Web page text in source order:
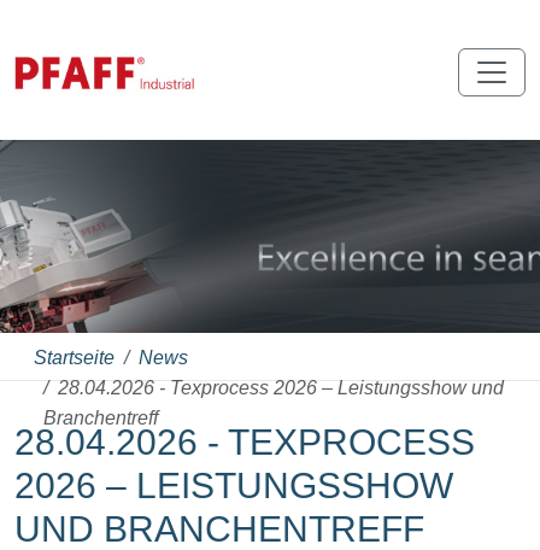
Startseite
News
28.04.2026 - Texprocess 2026 – Leistungsshow und
Branchentreff
28.04.2026 - TEXPROCESS
2026 – LEISTUNGSSHOW
UND BRANCHENTREFF